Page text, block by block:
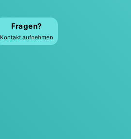
Fra­gen?
Kon­takt auf­neh­men